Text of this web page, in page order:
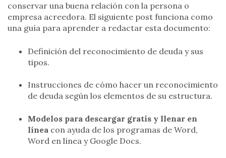
conservar una buena relación con la persona o
empresa acreedora. El siguiente post funciona como
una guía para aprender a redactar esta documento:
Definición del reconocimiento de deuda y sus
tipos.
Instrucciones de cómo hacer un reconocimiento
de deuda según los elementos de su estructura.
Modelos para descargar gratis y llenar en
línea con ayuda de los programas de Word,
Word en línea y Google Docs.